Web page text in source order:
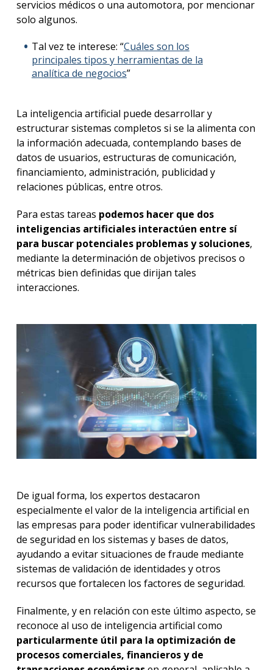
servicios médicos o una automotora, por mencionar
solo algunos.
Tal vez te interese: “Cuáles son los
principales tipos y herramientas de la
analítica de negocios”
La inteligencia artificial puede desarrollar y
estructurar sistemas completos si se la alimenta con
la información adecuada, contemplando bases de
datos de usuarios, estructuras de comunicación,
financiamiento, administración, publicidad y
relaciones públicas, entre otros.
Para estas tareas podemos hacer que dos
inteligencias artificiales interactúen entre sí
para buscar potenciales problemas y soluciones,
mediante la determinación de objetivos precisos o
métricas bien definidas que dirijan tales
interacciones.
De igual forma, los expertos destacaron
especialmente el valor de la inteligencia artificial en
las empresas para poder identificar vulnerabilidades
de seguridad en los sistemas y bases de datos,
ayudando a evitar situaciones de fraude mediante
sistemas de validación de identidades y otros
recursos que fortalecen los factores de seguridad.
Finalmente, y en relación con este último aspecto, se
reconoce al uso de inteligencia artificial como
particularmente útil para la optimización de
procesos comerciales, financieros y de